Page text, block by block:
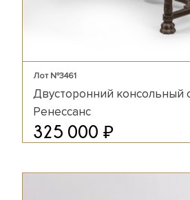
Лот №3461
Двусторонний консольный
Ренессанс
325 000 ₽